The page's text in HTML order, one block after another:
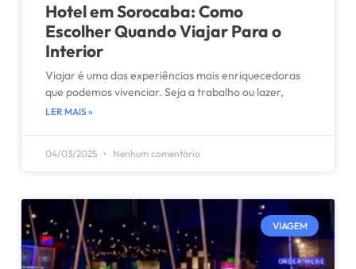
Hotel em Sorocaba: Como
Escolher Quando Viajar Para o
Interior
Viajar é uma das experiências mais enriquecedoras
que podemos vivenciar. Seja a trabalho ou lazer,
LER MAIS »
04/03/2025 Nenhum comentário
VIAGEM